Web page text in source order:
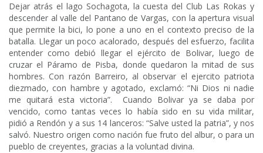
Dejar atrás el lago Sochagota, la cuesta del Club Las Rokas y
descender al valle del Pantano de Vargas, con la apertura visual
que permite la bici, lo pone a uno en el contexto preciso de la
batalla. Llegar un poco acalorado, después del esfuerzo, facilita
entender como debió llegar el ejército de Bolivar, luego de
cruzar el Páramo de Pisba, donde quedaron la mitad de sus
hombres. Con razón Barreiro, al observar el ejercito patriota
diezmado, con hambre y agotado, exclamó: “Ni Dios ni nadie
me quitará esta victoria”. Cuando Bolivar ya se daba por
vencido, como tantas veces lo había sido en su vida militar,
pidió a Rendón y a sus 14 lanceros: “Salve usted la patria”, y nos
salvó. Nuestro origen como nación fue fruto del albur, o para un
pueblo de creyentes, gracias a la voluntad divina.